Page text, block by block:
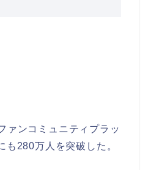
ァンコミュニティプラッ
280万人を突破した。